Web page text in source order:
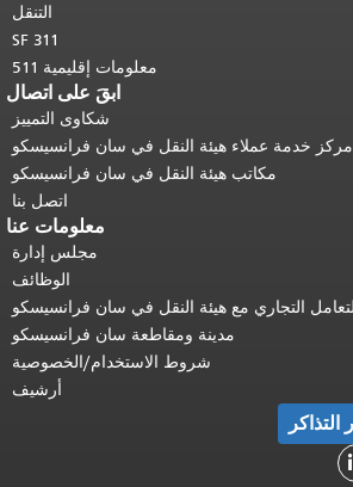
التنقل
SF 311
معلومات إقليمية 511
ابقَ على اتصال
شكاوى التمييز
خدمة عملاء هيئة النقل في سان فرانسيسكو
مكاتب هيئة النقل في سان فرانسيسكو
اتصل بنا
معلومات عنا
مجلس إدارة
الوظائف
التجاري مع هيئة النقل في سان فرانسيسكو
مدينة ومقاطعة سان فرانسيسكو
شروط الاستخدام/الخصوصية
أرشيف